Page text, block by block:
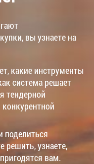
вы узнаете на
какие инструменты
система решает
тендерной
поделиться
решить, узнаете,
вам.